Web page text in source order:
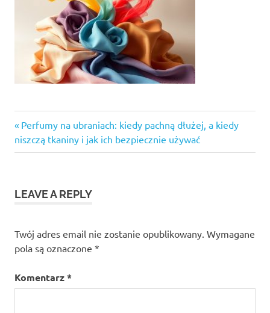
Nawigacja
wpisu
Previous
Post:
Perfumy na ubraniach: kiedy pachną dłużej, a kiedy
niszczą tkaniny i jak ich bezpiecznie używać
LEAVE A REPLY
Twój adres email nie zostanie opublikowany. Wymagane
pola są oznaczone *
Komentarz*